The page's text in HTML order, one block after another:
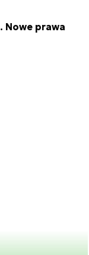
Nowe prawa